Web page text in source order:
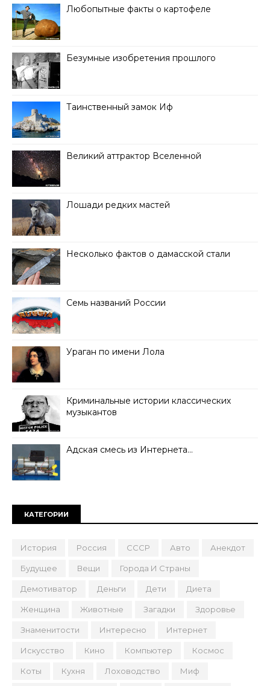
Любопытные факты о картофеле
Безумные изобретения прошлого
Таинственный замок Иф
Великий аттрактор Вселенной
Лошади редких мастей
Несколько фактов о дамасской стали
Семь названий России
Ураган по имени Лола
Криминальные истории классических
музыкантов
Адская смесь из Интернета…
КАТЕГОРИИ
История Россия СССР Авто Анекдот
Будущее Вещи Города И Страны
Демотиватор Деньги Дети Диета
Женщина Животные Загадки Здоровье
Знаменитости Интересно Интернет
Искусство Кино Компьютер Космос
Коты Кухня Лоховодство Миф